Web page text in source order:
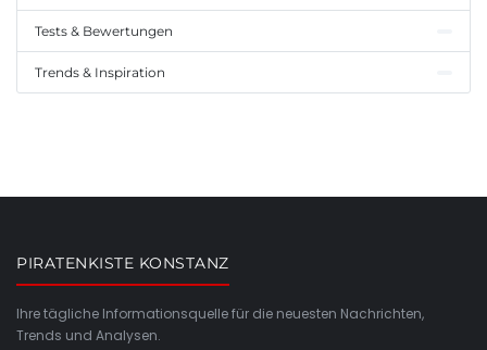
Tests & Bewertungen
Trends & Inspiration
PIRATENKISTE KONSTANZ
Ihre tägliche Informationsquelle für die neuesten Nachrichten,
Trends und Analysen.